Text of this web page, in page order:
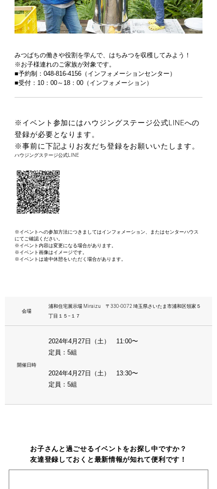
みつばちの働きや役割を学んで、はちみつを収穫してみよう！
※お子様連れのご家族が対象です。
■予約制： 048-816-4156 （インフォメーションセンター）
■受付：10：00～18：00（インフォメーション）
※イベント参加にはハウジングステージ公式LINEへの
登録が必要となります。
※事前に下記よりお友だち登録をお願いいたします。
ハウジングステージ公式LINE
※イベントへの参加方法につきましてはインフォメーション、またはセンターハウス
にてご確認ください。
※イベント内容は変更になる場合があります。
※イベント画像はイメージです。
※イベントは途中休憩をいただく場合があります。
会場
浦和住宅展示場 Miraizu 〒330-0072 埼玉県さいたま市浦和区領家５
丁目１５−１７
開催日時
2024年4月27日（土） 11:00〜
定員：5組
2024年4月27日（土） 13:30〜
定員：5組
お子さんと過ごせるイベントをお探し中ですか？
友達登録しておくと最新情報が知れて便利です！